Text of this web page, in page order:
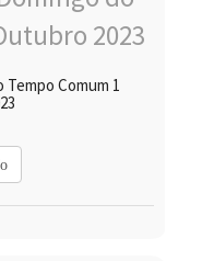
Tempo Comum 1